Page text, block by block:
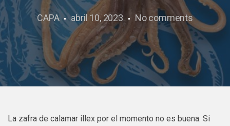
CAPA abril 10, 2023 No comments
La zafra de calamar illex por el momento no es buena. Si